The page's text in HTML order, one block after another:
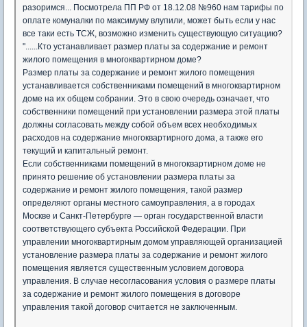
разоримся... Посмотрела ПП РФ от 18.12.08 №960 нам тарифы по
оплате комуналки по максимуму влупили, может быть если у нас
все таки есть ТСЖ, возможно изменить существующую ситуацию?
"......Кто устанавливает размер платы за содержание и ремонт
жилого помещения в многоквартирном доме?
Размер платы за содержание и ремонт жилого помещения
устанавливается собственниками помещений в многоквартирном
доме на их общем собрании. Это в свою очередь означает, что
собственники помещений при установлении размера этой платы
должны согласовать между собой объем всех необходимых
расходов на содержание многоквартирного дома, а также его
текущий и капитальный ремонт.
Если собственниками помещений в многоквартирном доме не
принято решение об установлении размера платы за
содержание и ремонт жилого помещения, такой размер
определяют органы местного самоуправления, а в городах
Москве и Санкт-Петербурге — орган государственной власти
соответствующего субъекта Российской Федерации. При
управлении многоквартирным домом управляющей организацией
установление размера платы за содержание и ремонт жилого
помещения является существенным условием договора
управления. В случае несогласования условия о размере платы
за содержание и ремонт жилого помещения в договоре
управления такой договор считается не заключенным.